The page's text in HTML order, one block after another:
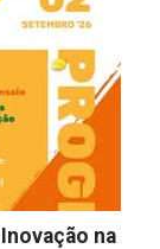
na